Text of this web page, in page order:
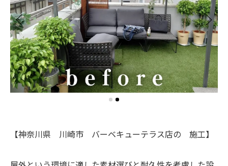
【神奈川県 川崎市 バーベキューテラス店の 施工】